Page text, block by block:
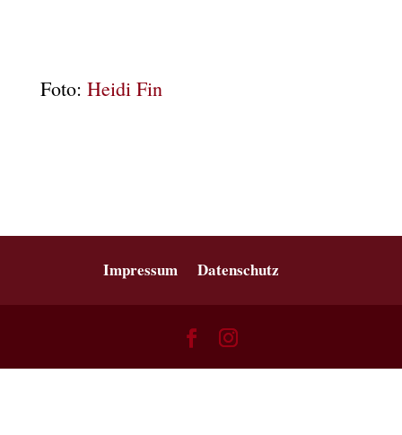
Foto: Heidi Fin
Impressum Datenschutz